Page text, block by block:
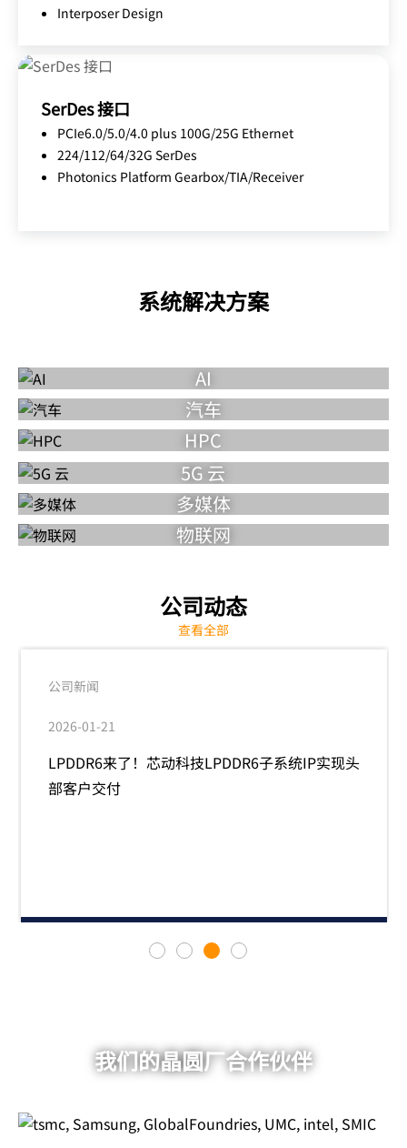
Interposer Design
SerDes 接口
PCIe6.0/5.0/4.0 plus 100G/25G Ethernet
224/112/64/32G SerDes
Photonics Platform Gearbox/TIA/Receiver
系统解决方案
AI
汽车
HPC
5G 云
多媒体
物联网
公司动态
查看全部
公司新闻
LPDDR6来了！芯动科技LPDDR6子系统IP实现头
部客户交付
我们的晶圆厂合作伙伴